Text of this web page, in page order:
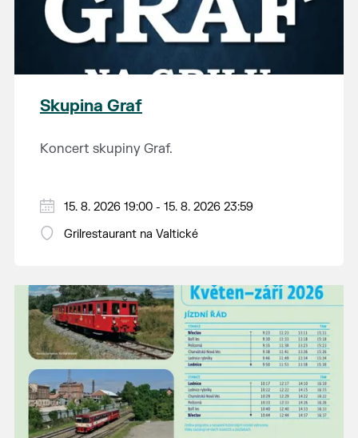
Skupina Graf
Koncert skupiny Graf.
15. 8. 2026 19:00 - 15. 8. 2026 23:59
Grilrestaurant na Valtické